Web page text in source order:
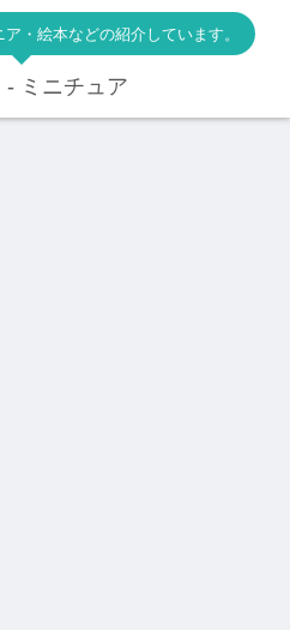
・絵本などの紹介しています。
- ミニチュア